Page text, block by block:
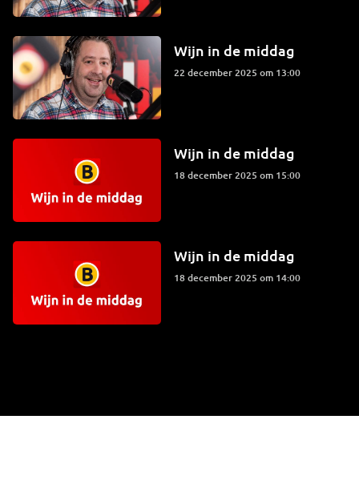
Wijn in de middag
22 december 2025 om 13:00
Wijn in de middag
18 december 2025 om 15:00
Wijn in de middag
18 december 2025 om 14:00